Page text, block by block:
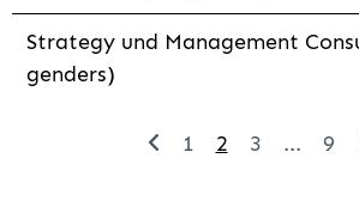
Strategy und Management
genders)
1 2 3 ... 9